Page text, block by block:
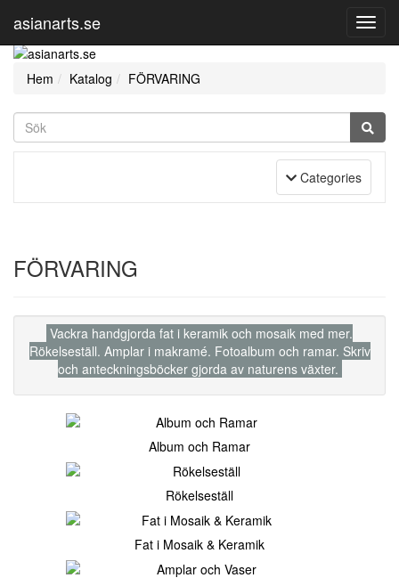
asianarts.se
Hem Katalog FÖRVARING
Toggle Navigation
Categories
FÖRVARING
Vackra handgjorda fat i keramik och mosaik med mer.
Rökelseställ. Amplar i makramé. Fotoalbum och ramar. Skriv
och anteckningsböcker gjorda av naturens växter.
Album och Ramar
Rökelseställ
Fat i Mosaik & Keramik